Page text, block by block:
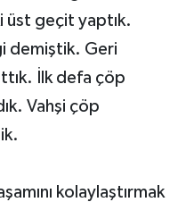
üst geçit yaptık.
demiştik. Geri
İlk defa çöp
Vahşi çöp
kolaylaştırmak